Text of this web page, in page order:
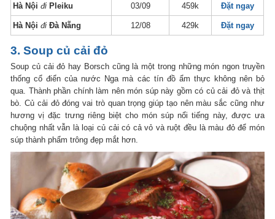
Hà Nộiđi Pleiku 03/09 459k Đặt ngay
Hà Nộiđi Đà Nẵng 12/08 429k Đặt ngay
3. Soup củ cải đỏ
Soup củ cải đỏ hay Borsch cũng là một trong những món ngon truyền
thống cổ điển của nước Nga mà các tín đồ ẩm thực không nên bỏ
qua. Thành phần chính làm nên món súp này gồm có củ cải đỏ và thịt
bò. Củ cải đỏ đóng vai trò quan trọng giúp tạo nên màu sắc cũng như
hương vị đặc trưng riêng biệt cho món súp nổi tiếng này, được ưa
chuộng nhất vẫn là loại củ cải có cả vỏ và ruột đều là màu đỏ để món
súp thành phẩm trông đẹp mắt hơn.